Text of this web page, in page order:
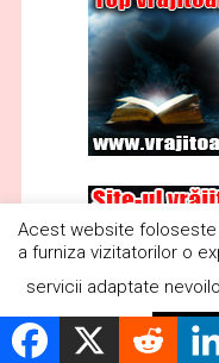
Acest website
a furniza vizitatorilor o
servicii adaptate